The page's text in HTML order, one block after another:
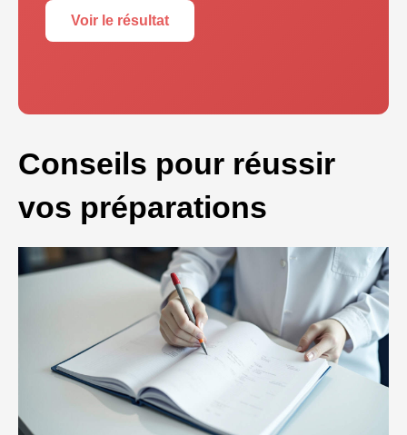
Voir le résultat
Conseils pour réussir
vos préparations